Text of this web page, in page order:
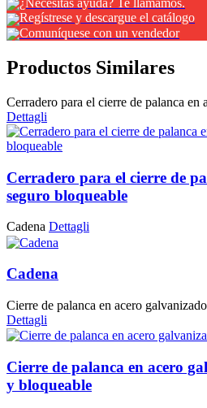
¿Necesitas ayuda? Te llamamos.
Regístrese y descargue el catálogo
Comuníquese con un vendedor
Productos Similares
Cerradero para el cierre de palanca en
Dettagli
Cerradero para el cierre de
seguro bloqueable
Cadena Dettagli
Cadena
Cierre de palanca en acero
Dettagli
Cierre de palanca en acero
y bloqueable